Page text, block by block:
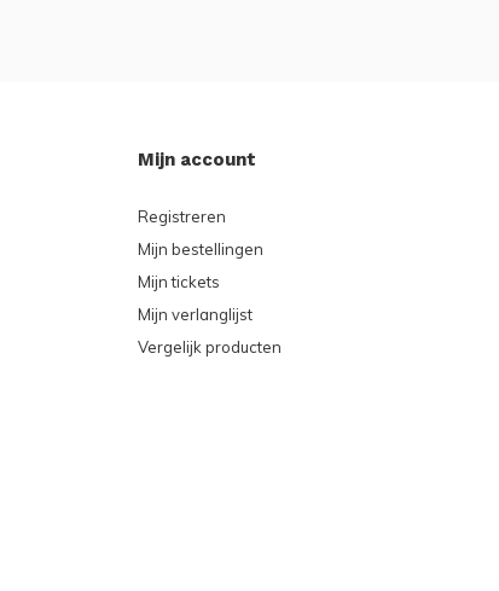
Mijn account
Registreren
Mijn bestellingen
Mijn tickets
Mijn verlanglijst
Vergelijk producten